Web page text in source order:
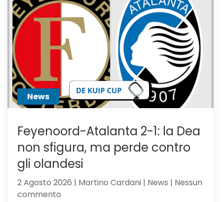
News
Feyenoord-Atalanta 2-1: la Dea
non sfigura, ma perde contro
gli olandesi
2 Agosto 2026 | Martino Cardani | News | Nessun
commento